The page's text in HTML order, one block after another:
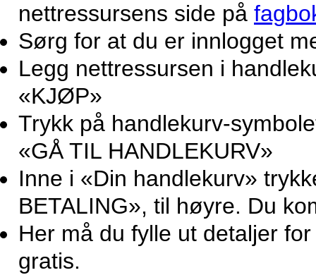
nettressursens side på
Sørg for at du er innlogget
Legg nettressursen i
«KJØP»
Trykk på handlekurv-
«GÅ TIL HANDLEKURV»
Inne i «Din handlekurv»
BETALING», til høyre. Du
Her må du fylle ut detaljer
gratis.